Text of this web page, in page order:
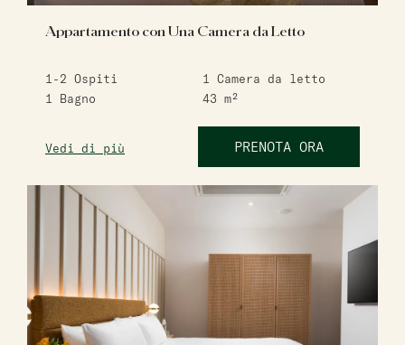
Appartamento con Una Camera da Letto
1-2 Ospiti 1
Camera da letto
1
Bagno 43 m²
Vedi di più PRENOTA ORA